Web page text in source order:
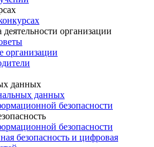
организации
организации
данных
данных
безопасности
безопасности
безопасность и цифровая